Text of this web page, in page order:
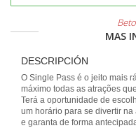
MAS
DESCRIPCIÓN
O Single Pass é o jeito mais
máximo todas as atrações
Terá a oportunidade de
um horário para se divertir
e garanta de forma